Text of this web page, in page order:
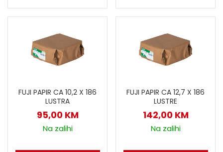
FUJI PAPIR CA 10,2 X 186
LUSTRA
95,00 KM
Na zalihi
FUJI PAPIR CA 12,7 X 186
LUSTRE
142,00 KM
Na zalihi